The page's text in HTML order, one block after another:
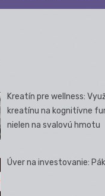
Kreatín pre wellness:
kreatínu na kognitívne
nielen na svalovú hmotu
Úver na investovanie: